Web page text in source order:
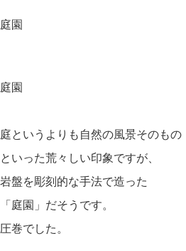
庭園
庭園
庭というよりも自然の風景そのもの
といった荒々しい印象ですが、
岩盤を彫刻的な手法で造った
「庭園」だそうです。
圧巻でした。